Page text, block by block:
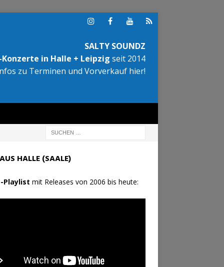
SALTY SOUNDZ
in Halle + Leipzig seit 2014
zu Terminen und Vorverkauf hier!
HALLE (SAALE)
Playlist mit Releases von 2006 bis heute: